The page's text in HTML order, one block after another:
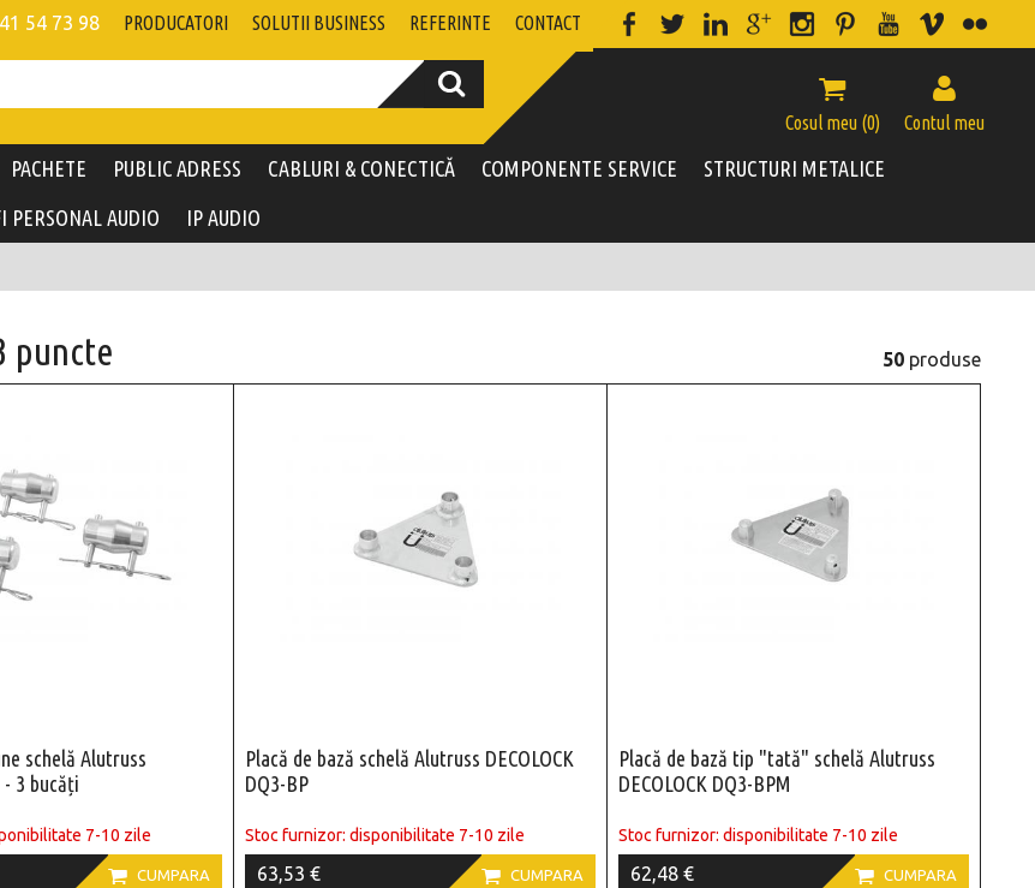

Cosul meu (0)

Contul meu
54 73 98 PRODUCATORI SOLUTII BUSINESS REFERINTE CONTACT
PACHETE PUBLIC ADRESS CABLURI & CONECTICĂ COMPONENTE SERVICE STRUCTURI METALICE
PERSONAL AUDIO IP AUDIO
puncte 50 produse
schelă Alutruss
- 3 bucăți
7-10 zile
 CUMPARA
Placă de bază schelă Alutruss DECOLOCK
DQ3-BP
Stoc furnizor: disponibilitate 7-10 zile
 CUMPARA
63,53 €
Placă de bază tip "tată" schelă Alutruss
DECOLOCK DQ3-BPM
Stoc furnizor: disponibilitate 7-10 zile
 CUMPARA
62,48 €